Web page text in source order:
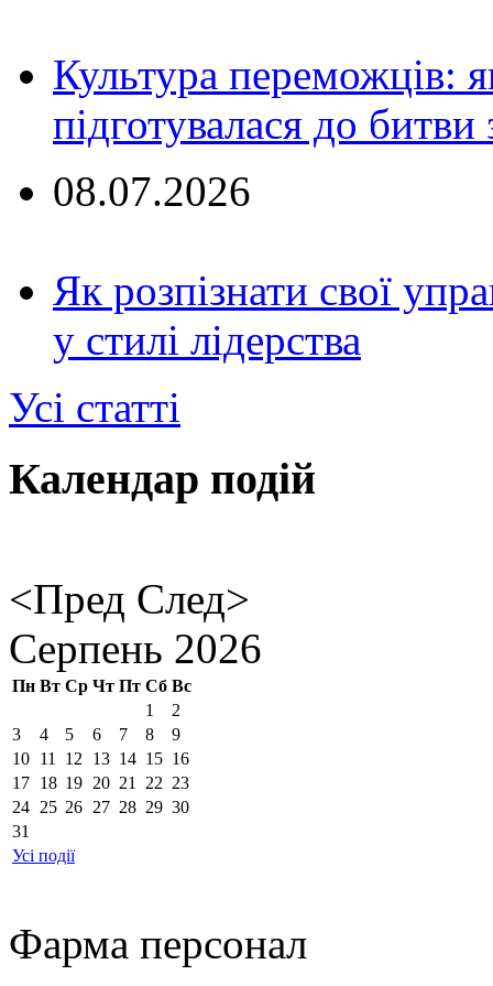
Культура переможців:
підготувалася до битви
08.07.2026
Як розпізнати свої
у стилі лідерства
Усі статті
Календар подій
<Пред След>
Серпень 2026
Пн Вт Ср Чт Пт Сб Вс
1
2
3
4 5 6 7 8
9
10 11 12 13 14 15 16
17 18 19 20 21 22 23
24 25 26 27 28 29 30
31
Усі події
Фарма персонал